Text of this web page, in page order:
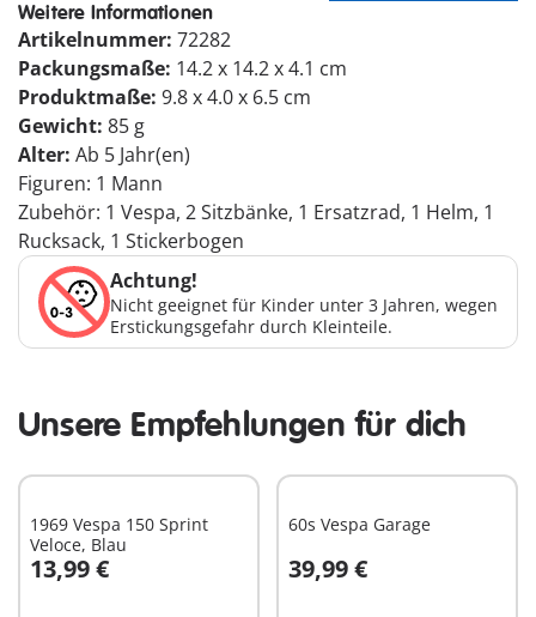
Weitere Informationen
Artikelnummer: 72282
Packungsmaße: 14.2 x 14.2 x 4.1 cm
Produktmaße: 9.8 x 4.0 x 6.5 cm
Gewicht: 85 g
Alter: Ab 5 Jahr(en)
Figuren: 1 Mann
Zubehör: 1 Vespa, 2 Sitzbänke, 1 Ersatzrad, 1 Helm, 1
Rucksack, 1 Stickerbogen
Achtung!
Nicht geeignet für Kinder unter 3 Jahren, wegen
Erstickungsgefahr durch Kleinteile.
Unsere Empfehlungen für dich
1969 Vespa 150 Sprint
Veloce, Blau
13,99 €
In den Warenkorb
60s Vespa Garage
39,99 €
In den Warenkorb